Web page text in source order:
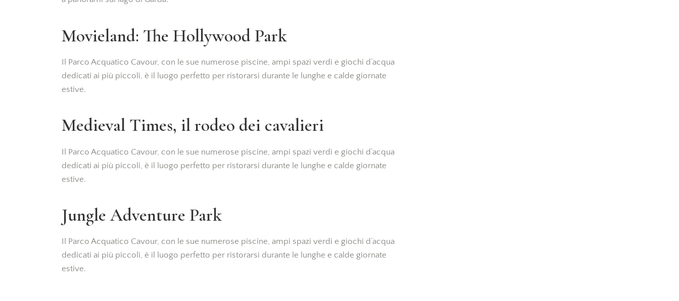
Movieland: The Hollywood Park
Il Parco Acquatico Cavour, con le sue numerose piscine, ampi spazi verdi e giochi d’acqua
dedicati ai più piccoli, è il luogo perfetto per ristorarsi durante le lunghe e calde giornate
estive.
Medieval Times, il rodeo dei cavalieri
Il Parco Acquatico Cavour, con le sue numerose piscine, ampi spazi verdi e giochi d’acqua
dedicati ai più piccoli, è il luogo perfetto per ristorarsi durante le lunghe e calde giornate
estive.
Jungle Adventure Park
Il Parco Acquatico Cavour, con le sue numerose piscine, ampi spazi verdi e giochi d’acqua
dedicati ai più piccoli, è il luogo perfetto per ristorarsi durante le lunghe e calde giornate
estive.